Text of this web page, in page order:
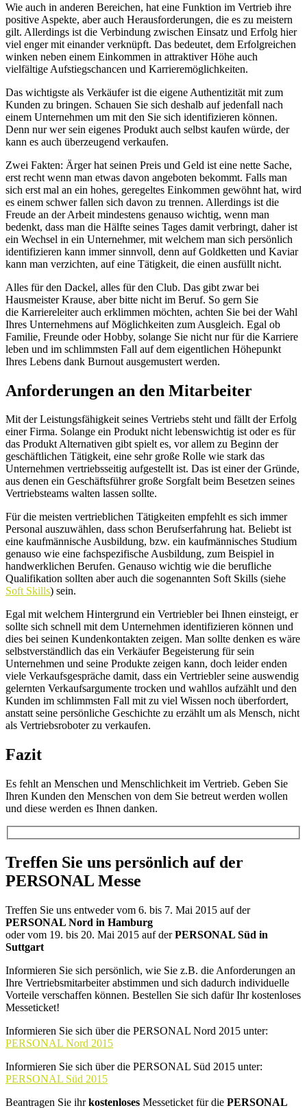
Wie auch in anderen Bereichen, hat eine Funktion im Vertrieb ihre
positive Aspekte, aber auch Herausforderungen, die es zu meistern
gilt. Allerdings ist die Verbindung zwischen Einsatz und Erfolg hier
viel enger mit einander verknüpft. Das bedeutet, dem Erfolgreichen
winken neben einem Einkommen in attraktiver Höhe auch
vielfältige Aufstiegschancen und Karrieremöglichkeiten.
Das wichtigste als Verkäufer ist die eigene Authentizität mit zum
Kunden zu bringen. Schauen Sie sich deshalb auf jedenfall nach
einem Unternehmen um mit den Sie sich identifizieren können.
Denn nur wer sein eigenes Produkt auch selbst kaufen würde, der
kann es auch überzeugend verkaufen.
Zwei Fakten: Ärger hat seinen Preis und Geld ist eine nette Sache,
erst recht wenn man etwas davon angeboten bekommt. Falls man
sich erst mal an ein hohes, geregeltes Einkommen gewöhnt hat, wird
es einem schwer fallen sich davon zu trennen. Allerdings ist die
Freude an der Arbeit mindestens genauso wichtig, wenn man
bedenkt, dass man die Hälfte seines Tages damit verbringt, daher ist
ein Wechsel in ein Unternehmer, mit welchem man sich persönlich
identifizieren kann immer sinnvoll, denn auf Goldketten und Kaviar
kann man verzichten, auf eine Tätigkeit, die einen ausfüllt nicht.
Alles für den Dackel, alles für den Club. Das gibt zwar bei
Hausmeister Krause, aber bitte nicht im Beruf. So gern Sie
die Karriereleiter auch erklimmen möchten, achten Sie bei der Wahl
Ihres Unternehmens auf Möglichkeiten zum Ausgleich. Egal ob
Familie, Freunde oder Hobby, solange Sie nicht nur für die Karriere
leben und im schlimmsten Fall auf dem eigentlichen Höhepunkt
Ihres Lebens dank Burnout ausgemustert werden.
Anforderungen an den Mitarbeiter
Mit der Leistungsfähigkeit seines Vertriebs steht und fällt der Erfolg
einer Firma. Solange ein Produkt nicht lebenswichtig ist oder es für
das Produkt Alternativen gibt spielt es, vor allem zu Beginn der
geschäftlichen Tätigkeit, eine sehr große Rolle wie stark das
Unternehmen vertriebsseitig aufgestellt ist. Das ist einer der Gründe,
aus denen ein Geschäftsführer große Sorgfalt beim Besetzen seines
Vertriebsteams walten lassen sollte.
Für die meisten vertrieblichen Tätigkeiten empfehlt es sich immer
Personal auszuwählen, dass schon Berufserfahrung hat. Beliebt ist
eine kaufmännische Ausbildung, bzw. ein kaufmännisches Studium
genauso wie eine fachspezifische Ausbildung, zum Beispiel in
handwerklichen Berufen. Genauso wichtig wie die berufliche
Qualifikation sollten aber auch die sogenannten Soft Skills (siehe
Soft Skills) sein.
Egal mit welchem Hintergrund ein Vertriebler bei Ihnen einsteigt, er
sollte sich schnell mit dem Unternehmen identifizieren können und
dies bei seinen Kundenkontakten zeigen. Man sollte denken es wäre
selbstverständlich das ein Verkäufer Begeisterung für sein
Unternehmen und seine Produkte zeigen kann, doch leider enden
viele Verkaufsgespräche damit, dass ein Vertriebler seine auswendig
gelernten Verkaufsargumente trocken und wahllos aufzählt und den
Kunden im schlimmsten Fall mit zu viel Wissen noch überfordert,
anstatt seine persönliche Geschichte zu erzählt um als Mensch, nicht
als Vertriebsroboter zu verkaufen.
Fazit
Es fehlt an Menschen und Menschlichkeit im Vertrieb. Geben Sie
Ihren Kunden den Menschen von dem Sie betreut werden wollen
und diese werden es Ihnen danken.
Treffen Sie uns persönlich auf der
PERSONAL Messe
Treffen Sie uns entweder vom 6. bis 7. Mai 2015 auf der
PERSONAL Nord in Hamburg
oder vom 19. bis 20. Mai 2015 auf derPERSONAL Süd in
Suttgart
Informieren Sie sich persönlich, wie Sie z.B. die Anforderungen an
Ihre Vertriebsmitarbeiter abstimmen und sich dadurch individuelle
Vorteile verschaffen können. Bestellen Sie sich dafür Ihr kostenloses
Messeticket!
Informieren Sie sich über die PERSONAL Nord 2015 unter:
PERSONAL Nord 2015
Informieren Sie sich über die PERSONAL Süd 2015 unter:
PERSONAL Süd 2015
Beantragen Sie ihrkostenloses Messeticket für die PERSONAL